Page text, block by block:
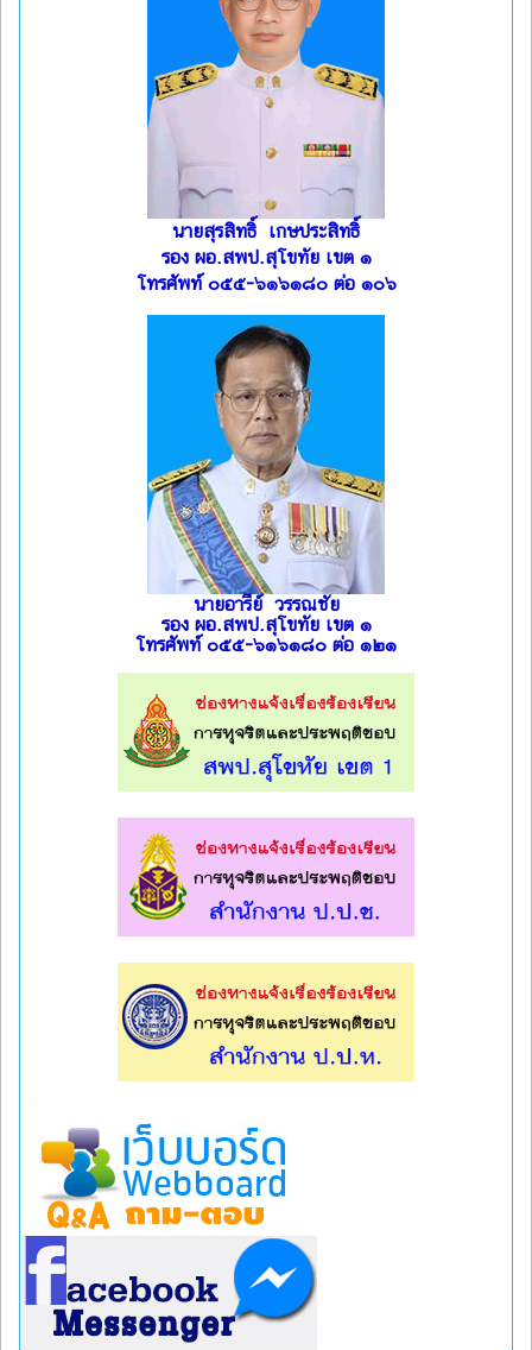
นายสุรสิทธิ์ เกษประสิทธิ์
รอง ผอ.สพป.สุโขทัย เขต ๑
โทรศัพท์ ๐๕๕-๖๑๖๑๘๐ ต่อ ๑๐๖
นายอารีย์ วรรณชัย
รอง ผอ.สพป.สุโขทัย เขต ๑
โทรศัพท์ ๐๕๕-๖๑๖๑๘๐ ต่อ ๑๒๑